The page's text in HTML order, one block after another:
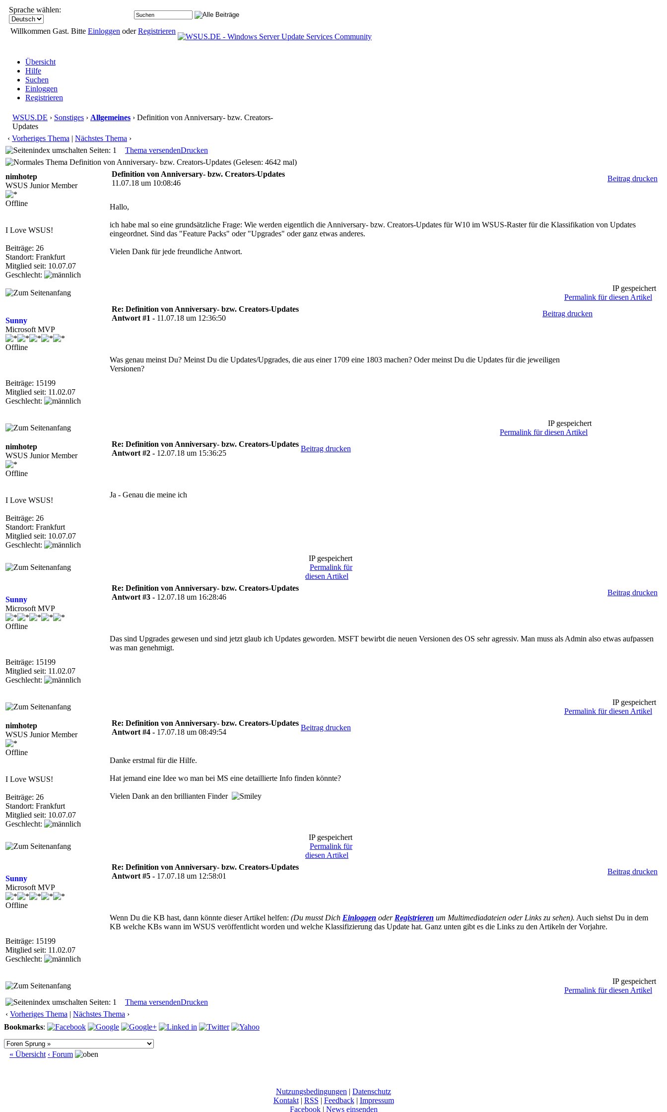
Sprache wählen:
Willkommen Gast. Bitte Einloggen oderRegistrieren
Übersicht
Hilfe
Suchen
Einloggen
Registrieren
WSUS.DE › Sonstiges › Allgemeines › Definition von Anniversary- bzw. Creators-
Updates
‹ Vorheriges Thema | Nächstes Thema ›
Seiten: 1
Thema versendenDrucken
Definition von Anniversary- bzw. Creators-Updates (Gelesen: 4642 mal)
nimhotep
WSUS Junior Member
Offline
I Love WSUS!
Beiträge: 26
Standort: Frankfurt
Mitglied seit: 10.07.07
Geschlecht:
Definition von Anniversary- bzw. Creators-Updates
11.07.18 um 10:08:46
Beitrag drucken
Hallo,
ich habe mal so eine grundsätzliche Frage: Wie werden eigentlich die Anniversary- bzw. Creators-Updates für W10 im WSUS-Raster für die Klassifikation von Updates
eingeordnet. Sind das "Feature Packs" oder "Upgrades" oder ganz etwas anderes.
Vielen Dank für jede freundliche Antwort.
IP gespeichert
Permalink für diesen Artikel
Sunny
Microsoft MVP
Offline
Beiträge: 15199
Mitglied seit: 11.02.07
Geschlecht:
Re: Definition von Anniversary- bzw. Creators-Updates
Antwort #1 - 11.07.18 um 12:36:50
Beitrag drucken
Was genau meinst Du? Meinst Du die Updates/Upgrades, die aus einer 1709 eine 1803 machen? Oder meinst Du die Updates für die jeweiligen
Versionen?
IP gespeichert
Permalink für diesen Artikel
nimhotep
WSUS Junior Member
Offline
I Love WSUS!
Beiträge: 26
Standort: Frankfurt
Mitglied seit: 10.07.07
Geschlecht:
Re: Definition von Anniversary- bzw. Creators-Updates
Antwort #2 - 12.07.18 um 15:36:25
Beitrag drucken
Ja - Genau die meine ich
IP gespeichert
Permalink für
diesen Artikel
Sunny
Microsoft MVP
Offline
Beiträge: 15199
Mitglied seit: 11.02.07
Geschlecht:
Re: Definition von Anniversary- bzw. Creators-Updates
Antwort #3 - 12.07.18 um 16:28:46
Beitrag drucken
Das sind Upgrades gewesen und sind jetzt glaub ich Updates geworden. MSFT bewirbt die neuen Versionen des OS sehr agressiv. Man muss als Admin also etwas aufpassen
was man genehmigt.
IP gespeichert
Permalink für diesen Artikel
nimhotep
WSUS Junior Member
Offline
I Love WSUS!
Beiträge: 26
Standort: Frankfurt
Mitglied seit: 10.07.07
Geschlecht:
Re: Definition von Anniversary- bzw. Creators-Updates
Antwort #4 - 17.07.18 um 08:49:54
Beitrag drucken
Danke erstmal für die Hilfe.
Hat jemand eine Idee wo man bei MS eine detaillierte Info finden könnte?
Vielen Dank an den brillianten Finder
IP gespeichert
Permalink für
diesen Artikel
Sunny
Microsoft MVP
Offline
Beiträge: 15199
Mitglied seit: 11.02.07
Geschlecht:
Re: Definition von Anniversary- bzw. Creators-Updates
Antwort #5 - 17.07.18 um 12:58:01
Beitrag drucken
Wenn Du die KB hast, dann könnte dieser Artikel helfen: (Du musst Dich Einloggen oder Registrieren um Multimediadateien oder Links zu sehen). Auch siehst Du in dem
KB welche KBs wann im WSUS veröffentlicht worden und welche Klassifizierung das Update hat. Ganz unten gibt es die Links zu den Artikeln der Vorjahre.
IP gespeichert
Permalink für diesen Artikel
Seiten: 1
Thema versendenDrucken
‹ Vorheriges Thema | Nächstes Thema ›
Bookmarks:
« Übersicht ‹ Forum
Nutzungsbedingungen | Datenschutz
Kontakt| RSS | Feedback| Impressum
Facebook| News einsenden